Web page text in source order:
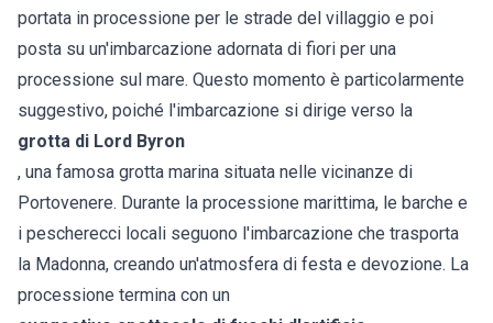
portata in processione per le strade del villaggio e poi
posta su un'imbarcazione adornata di fiori per una
processione sul mare. Questo momento è particolarmente
suggestivo, poiché l'imbarcazione si dirige verso la
grotta di Lord Byron
, una famosa grotta marina situata nelle vicinanze di
Portovenere. Durante la processione marittima, le barche e
i pescherecci locali seguono l'imbarcazione che trasporta
la Madonna, creando un'atmosfera di festa e devozione. La
processione termina con un